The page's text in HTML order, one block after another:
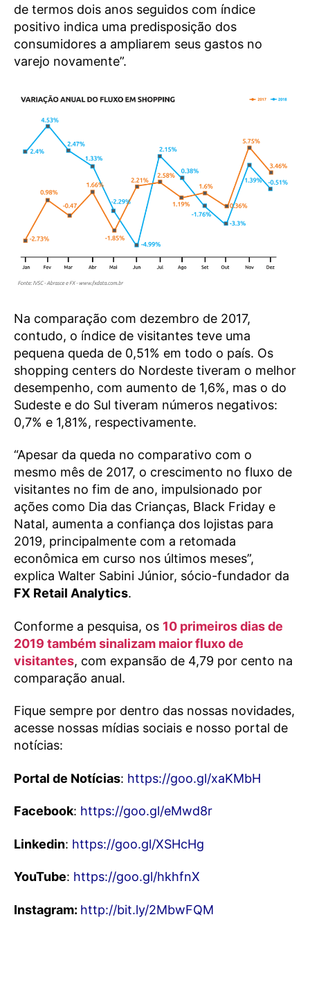
de termos dois anos seguidos com índice
positivo indica uma predisposição dos
consumidores a ampliarem seus gastos no
varejo novamente”.
Na comparação com dezembro de 2017,
contudo, o índice de visitantes teve uma
pequena queda de 0,51% em todo o país. Os
shopping centers do Nordeste tiveram o melhor
desempenho, com aumento de 1,6%, mas o do
Sudeste e do Sul tiveram números negativos:
0,7% e 1,81%, respectivamente.
“Apesar da queda no comparativo com o
mesmo mês de 2017, o crescimento no fluxo de
visitantes no fim de ano, impulsionado por
ações como Dia das Crianças, Black Friday e
Natal, aumenta a confiança dos lojistas para
2019, principalmente com a retomada
econômica em curso nos últimos meses”,
explica Walter Sabini Júnior, sócio-fundador da
FX Retail Analytics.
Conforme a pesquisa, os 10 primeiros dias de
2019 também sinalizam maior fluxo de
visitantes, com expansão de 4,79 por cento na
comparação anual.
Fique sempre por dentro das nossas novidades,
acesse nossas mídias sociais e nosso portal de
notícias:
Portal de Notícias: https://goo.gl/xaKMbH
Facebook: https://goo.gl/eMwd8r
Linkedin: https://goo.gl/XSHcHg
YouTube: https://goo.gl/hkhfnX
Instagram: http://bit.ly/2MbwFQM